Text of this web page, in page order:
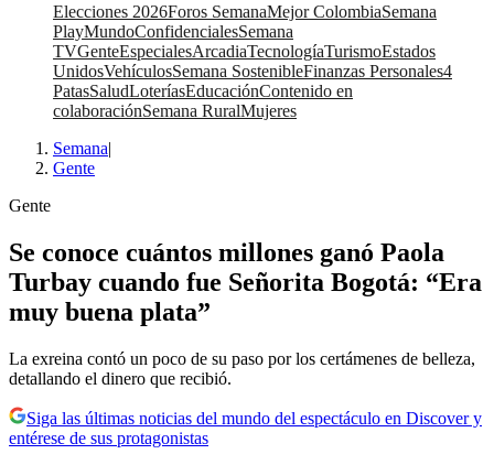
Elecciones 2026Foros SemanaMejor ColombiaSemana
PlayMundoConfidencialesSemana
TVGenteEspecialesArcadiaTecnologíaTurismoEstados
UnidosVehículosSemana SostenibleFinanzas Personales4
PatasSaludLoteríasEducaciónContenido en
colaboraciónSemana RuralMujeres
Semana|
Gente
Gente
Se conoce cuántos millones ganó Paola
Turbay cuando fue Señorita Bogotá: “Era
muy buena plata”
La exreina contó un poco de su paso por los certámenes de belleza,
detallando el dinero que recibió.
Siga las últimas noticias del mundo del espectáculo en Discover y
entérese de sus protagonistas